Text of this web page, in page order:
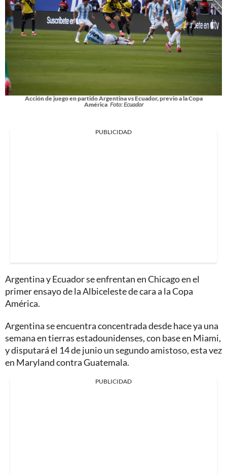
Acción de juego en partido Argentina vs Ecuador, previo a la Copa
América Foto: Ecuador
PUBLICIDAD
Argentina y Ecuador se enfrentan en Chicago en el
primer ensayo de la Albiceleste de cara a la Copa
América.
Argentina se encuentra concentrada desde hace ya una
semana en tierras estadounidenses, con base en Miami,
y disputará el 14 de junio un segundo amistoso, esta vez
en Maryland contra Guatemala.
PUBLICIDAD